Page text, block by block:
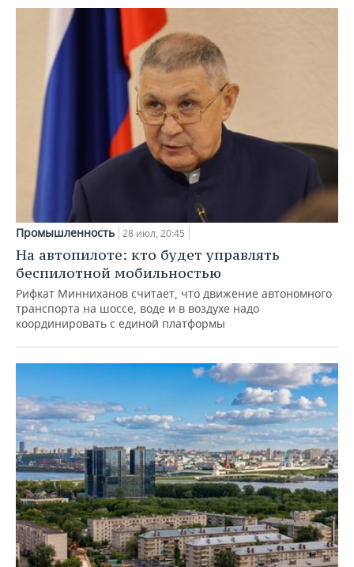
Промышленность 28 июл, 20:45
На автопилоте: кто будет управлять
беспилотной мобильностью
Рифкат Минниханов считает, что движение автономного
транспорта на шоссе, воде и в воздухе надо
координировать с единой платформы